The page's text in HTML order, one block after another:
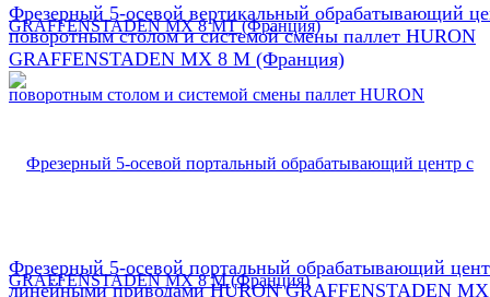
Фрезерный 5-осевой вертикальный обрабатывающий
поворотным столом и системой смены паллет HURON
GRAFFENSTADEN МX 8 М (Франция)
Фрезерный 5-осевой портальный обрабатывающий
линейными приводами HURON GRAFFENSTADEN